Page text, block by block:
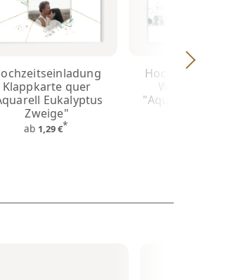
Klappkarte quer
Eukalyptus
Zweige"
ab 1,29 €*
Wickelfalz
"Aquarell